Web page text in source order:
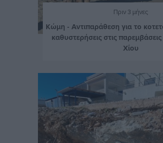
Πριν 3 μήνες
Κώμη - Αντιπαράθεση για το
καθυστερήσεις στις
Χίου